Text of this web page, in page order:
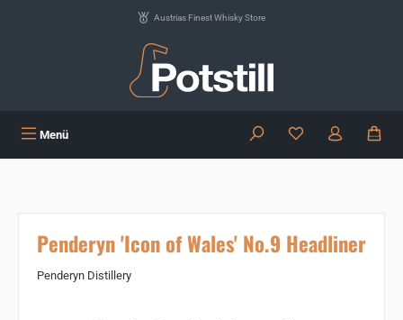
Austrias Finest Whisky Store
Menü Du hast 0
Penderyn 'Icon of Wales' No.9 Headliner
Penderyn Distillery